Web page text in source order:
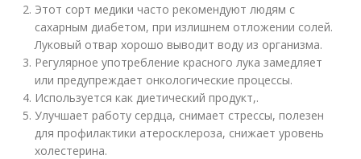
Этот сорт медики часто рекомендуют людям с
сахарным диабетом, при излишнем отложении солей.
Луковый отвар хорошо выводит воду из организма.
Регулярное употребление красного лука замедляет
или предупреждает онкологические процессы.
Используется как диетический продукт,.
Улучшает работу сердца, снимает стрессы, полезен
для профилактики атеросклероза, снижает уровень
холестерина.